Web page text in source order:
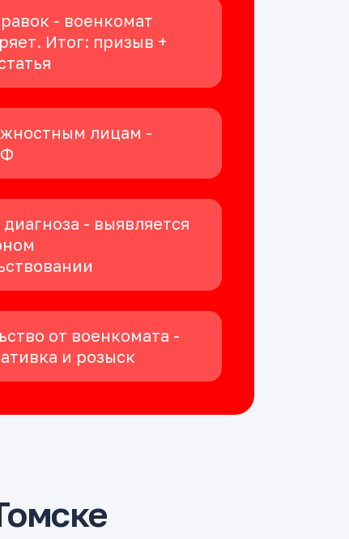
- военкомат
Итог: призыв +
лицам -
- выявляется
от военкомата -
и розыск